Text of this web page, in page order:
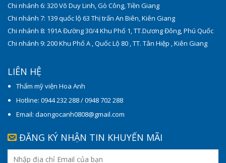
Chi nhánh 6: 320 Võ Duy Linh, Gò Công, Tiền Giang
Chi nhánh 7: 139 quốc lộ 63 Thị trấn An Biên, Kiên Giang
Chi nhánh 8: 191A Đường 30/4 Khu Phố 1, TT.Dương Đông, Phú Quốc
Chi nhánh 9: 200 Khu Phố A , Quốc Lộ 80 , TT. Tân Hiệp , Kiên Giang
LIÊN HỆ
Thẩm mỹ viện Hoa Anh
Hotline: 0944 232 288 / 0948 702 288
Email: daongocanh0808@gmail.com
ĐĂNG KÝ NHẬN TIN KHUYẾN MÃI